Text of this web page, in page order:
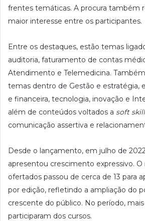
frentes temáticas. A procura também
maior interesse entre os participantes.
Entre os destaques, estão temas
auditoria, faturamento de contas
Atendimento e Telemedicina.
temas dentro de Gestão e estratégia,
e financeira, tecnologia, inovação e
além de conteúdos voltados a soft
comunicação assertiva e
Desde o lançamento, em julho de
apresentou crescimento expressivo.
ofertados passou de cerca de 13 para
por edição, refletindo a ampliação do
crescente do público. No período,
participaram dos cursos.